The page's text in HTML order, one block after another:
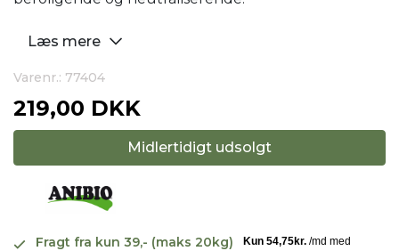
Læs mere
Varenr.: 77404
219,00 DKK
Midlertidigt udsolgt
Fragt fra kun 39,- (maks 20kg)